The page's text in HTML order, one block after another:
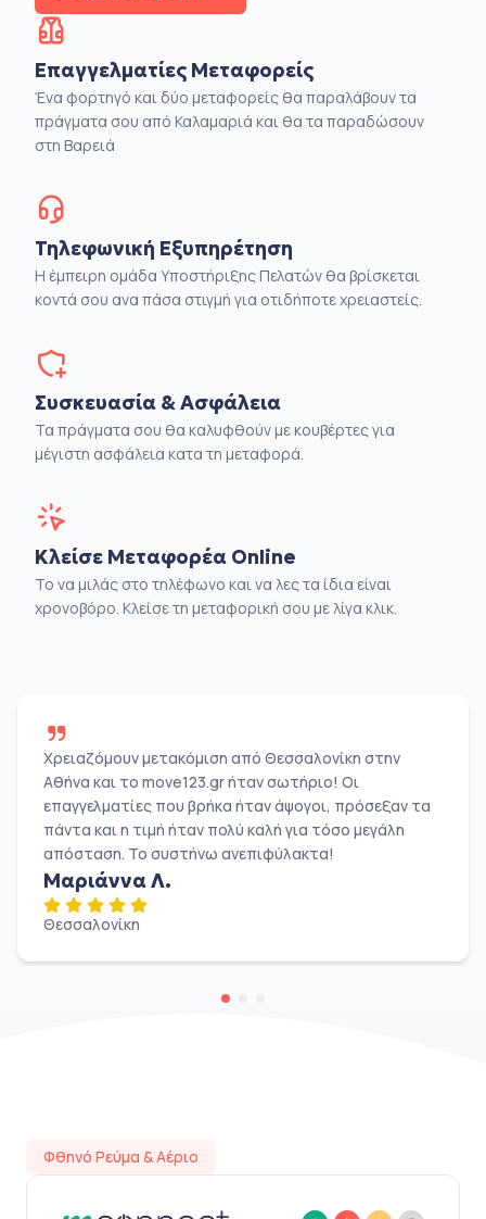
Επαγγελματίες Μεταφορείς
Ένα φορτηγό και δύο μεταφορείς θα παραλάβουν τα
πράγματα σου από Καλαμαριά και θα τα παραδώσουν
στη Βαρειά
Τηλεφωνική Εξυπηρέτηση
Η έμπειρη ομάδα Υποστήριξης Πελατών θα βρίσκεται
κοντά σου ανα πάσα στιγμή για οτιδήποτε χρειαστείς.
Συσκευασία & Ασφάλεια
Τα πράγματα σου θα καλυφθούν με κουβέρτες για
μέγιστη ασφάλεια κατα τη μεταφορά.
Κλείσε Μεταφορέα Online
Το να μιλάς στο τηλέφωνο και να λες τα ίδια είναι
χρονοβόρο. Κλείσε τη μεταφορική σου με λίγα κλικ.
Χρειαζόμουν μετακόμιση από Θεσσαλονίκη στην
Αθήνα και το move123.gr ήταν σωτήριο! Οι
επαγγελματίες που βρήκα ήταν άψογοι, πρόσεξαν τα
πάντα και η τιμή ήταν πολύ καλή για τόσο μεγάλη
απόσταση. Το συστήνω ανεπιφύλακτα!
Μαριάννα Λ.
Θεσσαλονίκη
Φθηνό Ρεύμα & Αέριο